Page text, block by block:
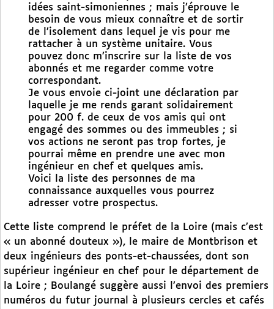
idées saint-simoniennes ; mais j’éprouve le
besoin de vous mieux connaître et de sortir
de l’isolement dans lequel je vis pour me
rattacher à un système unitaire. Vous
pouvez donc m’inscrire sur la liste de vos
abonnés et me regarder comme votre
correspondant.
Je vous envoie ci-joint une déclaration par
laquelle je me rends garant solidairement
pour 200 f. de ceux de vos amis qui ont
engagé des sommes ou des immeubles ; si
vos actions ne seront pas trop fortes, je
pourrai même en prendre une avec mon
ingénieur en chef et quelques amis.
Voici la liste des personnes de ma
connaissance auxquelles vous pourrez
adresser votre prospectus.
Cette liste comprend le préfet de la Loire (mais c’est
« un abonné douteux »), le maire de Montbrison et
deux ingénieurs des ponts-et-chaussées, dont son
supérieur ingénieur en chef pour le département de
la Loire ; Boulangé suggère aussi l’envoi des premiers
numéros du futur journal à plusieurs cercles et cafés